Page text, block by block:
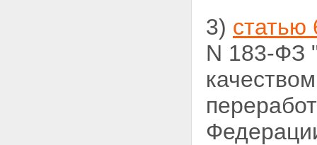
3) статью
N 183-ФЗ